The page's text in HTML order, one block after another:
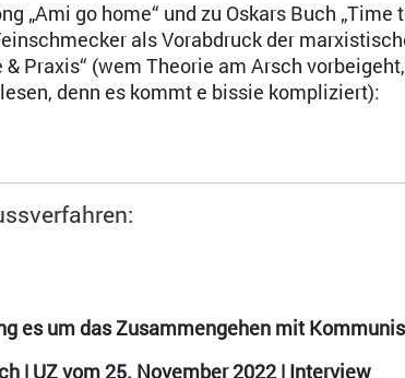
„Ami go home“ und zu Oskars Buch „Time
als Vorabdruck der
& Praxis“ (wem Theorie am Arsch
denn es kommt e bissie kompliziert):
es um das Zusammengehen mit
| UZ vom 25. November 2022 | Interview